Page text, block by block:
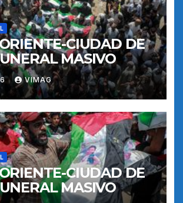
CIUDAD DE
MASIVO
VIMAG
CIUDAD DE
MASIVO